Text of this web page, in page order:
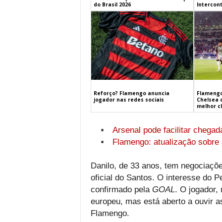
do Brasil 2026
Reforço? Flamengo anuncia
jogador nas redes sociais
Chelsea
melhor
Arsenal pode facilitar
Flamengo: atualização
Danilo, de 33 anos, tem
oficial do Santos. O interesse do
confirmado pela GOAL. O jogador,
europeu, mas está aberto a ouvir
Flamengo.